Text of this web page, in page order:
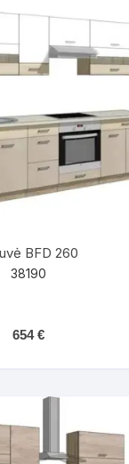
BFD 260
38190
654€